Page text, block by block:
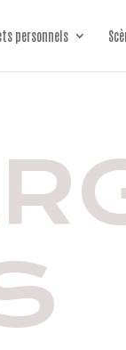
personnels